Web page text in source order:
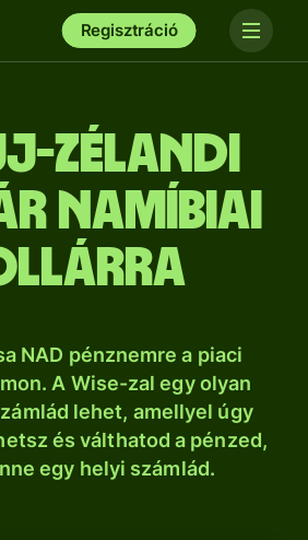
Regisztráció
zélandi
namíbiai
NAD pénznemre a piaci
A Wise-zal egy olyan
lehet, amellyel úgy
és válthatod a pénzed,
egy helyi számlád.